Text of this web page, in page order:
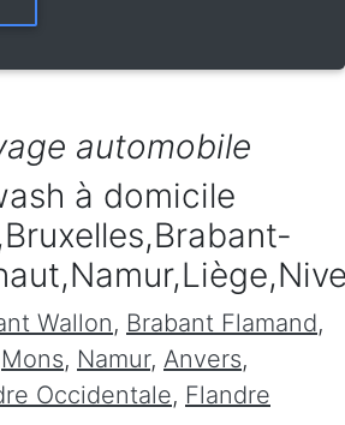
automobile
à domicile
Wallon, Brabant Flamand,
Mons, Namur, Anvers,
Occidentale, Flandre